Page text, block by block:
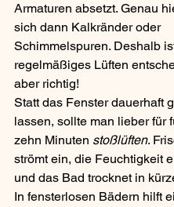
Armaturen absetzt. Genau
sich dann Kalkränder oder
Schimmelspuren. Deshalb
regelmäßiges Lüften
aber richtig!
Statt das Fenster dauerhaft
lassen, sollte man lieber für
zehn Minuten stoßlüften.
strömt ein, die Feuchtigkeit
und das Bad trocknet in
In fensterlosen Bädern hilft